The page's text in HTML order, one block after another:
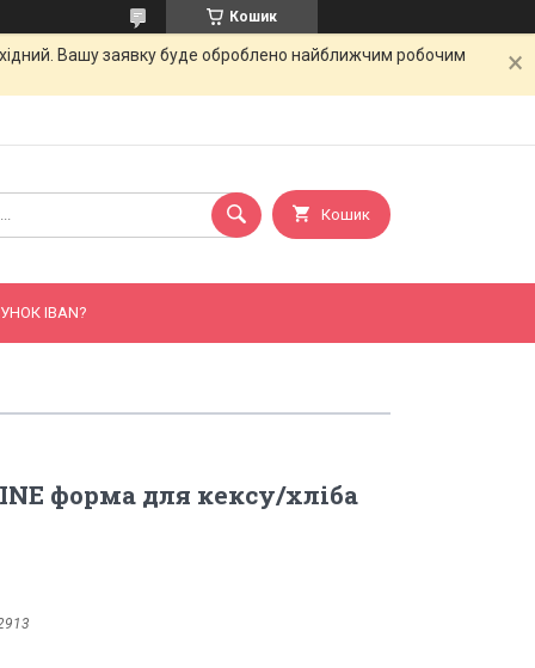
Кошик
Вашу заявку буде оброблено найближчим робочим
Кошик
IBAN?
форма для кексу/хліба